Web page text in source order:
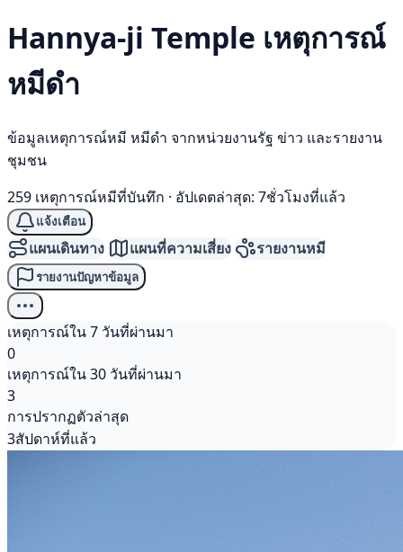
Hannya-ji Temple เหตุการณ์
หมีดำ
ข้อมูลเหตุการณ์หมี หมีดำ จากหน่วยงานรัฐ ข่าว และรายงาน
ชุมชน
259 เหตุการณ์หมีที่บันทึก · อัปเดตล่าสุด: 7ชั่วโมงที่แล้ว
แจ้งเตือน
แผนเดินทาง แผนที่ความเสี่ยง รายงานหมี
รายงานปัญหาข้อมูล
เหตุการณ์ใน 7 วันที่ผ่านมา
0
เหตุการณ์ใน 30 วันที่ผ่านมา
3
การปรากฏตัวล่าสุด
3สัปดาห์ที่แล้ว